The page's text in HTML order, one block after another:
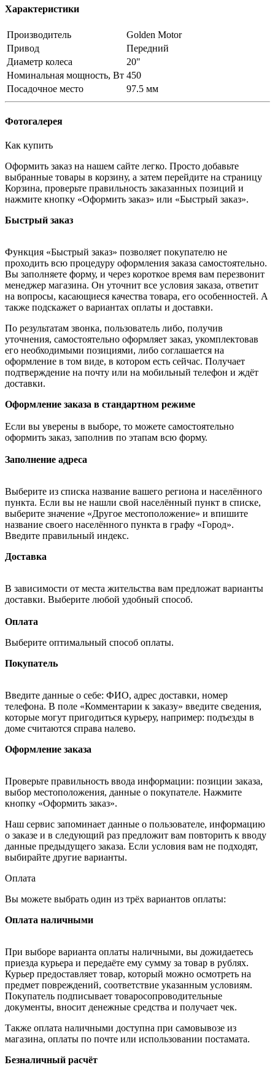
Характеристики
Производитель
Golden Motor
Привод
Передний
Диаметр колеса
20"
Номинальная мощность, Вт 450
Посадочное место
97.5 мм
Фотогалерея
Как купить
Оформить заказ на нашем сайте легко. Просто добавьте
выбранные товары в корзину, а затем перейдите на страницу
Корзина, проверьте правильность заказанных позиций и
нажмите кнопку «Оформить заказ» или «Быстрый заказ».
Быстрый заказ
Функция «Быстрый заказ» позволяет покупателю не
проходить всю процедуру оформления заказа самостоятельно.
Вы заполняете форму, и через короткое время вам перезвонит
менеджер магазина. Он уточнит все условия заказа, ответит
на вопросы, касающиеся качества товара, его особенностей. А
также подскажет о вариантах оплаты и доставки.
По результатам звонка, пользователь либо, получив
уточнения, самостоятельно оформляет заказ, укомплектовав
его необходимыми позициями, либо соглашается на
оформление в том виде, в котором есть сейчас. Получает
подтверждение на почту или на мобильный телефон и ждёт
доставки.
Оформление заказа в стандартном режиме
Если вы уверены в выборе, то можете самостоятельно
оформить заказ, заполнив по этапам всю форму.
Заполнение адреса
Выберите из списка название вашего региона и населённого
пункта. Если вы не нашли свой населённый пункт в списке,
выберите значение «Другое местоположение» и впишите
название своего населённого пункта в графу «Город».
Введите правильный индекс.
Доставка
В зависимости от места жительства вам предложат варианты
доставки. Выберите любой удобный способ.
Оплата
Выберите оптимальный способ оплаты.
Покупатель
Введите данные о себе: ФИО, адрес доставки, номер
телефона. В поле «Комментарии к заказу» введите сведения,
которые могут пригодиться курьеру, например: подъезды в
доме считаются справа налево.
Оформление заказа
Проверьте правильность ввода информации: позиции заказа,
выбор местоположения, данные о покупателе. Нажмите
кнопку «Оформить заказ».
Наш сервис запоминает данные о пользователе, информацию
о заказе и в следующий раз предложит вам повторить к вводу
данные предыдущего заказа. Если условия вам не подходят,
выбирайте другие варианты.
Оплата
Вы можете выбрать один из трёх вариантов оплаты:
Оплата наличными
При выборе варианта оплаты наличными, вы дожидаетесь
приезда курьера и передаёте ему сумму за товар в рублях.
Курьер предоставляет товар, который можно осмотреть на
предмет повреждений, соответствие указанным условиям.
Покупатель подписывает товаросопроводительные
документы, вносит денежные средства и получает чек.
Также оплата наличными доступна при самовывозе из
магазина, оплаты по почте или использовании постамата.
Безналичный расчёт